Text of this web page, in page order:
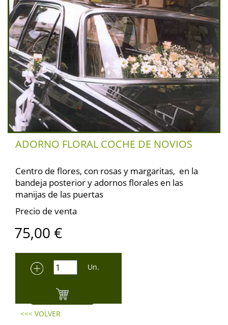
ADORNO FLORAL COCHE DE NOVIOS
Centro de flores, con rosas y margaritas, en la
bandeja posterior y adornos florales en las
manijas de las puertas
Precio de venta
75,00 €
Un.
<<< VOLVER